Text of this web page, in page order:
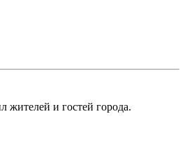
жителей и гостей города.